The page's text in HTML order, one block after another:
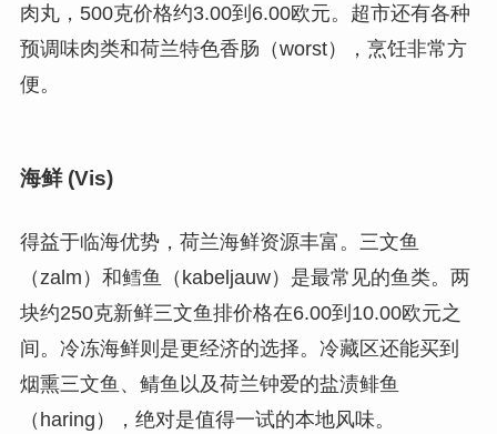
肉丸，500克价格约3.00到6.00欧元。超市还有各种
预调味肉类和荷兰特色香肠（worst），烹饪非常方
便。
海鲜 (Vis)
得益于临海优势，荷兰海鲜资源丰富。三文鱼
（zalm）和鳕鱼（kabeljauw）是最常见的鱼类。两
块约250克新鲜三文鱼排价格在6.00到10.00欧元之
间。冷冻海鲜则是更经济的选择。冷藏区还能买到
烟熏三文鱼、鲭鱼以及荷兰钟爱的盐渍鲱鱼
（haring），绝对是值得一试的本地风味。